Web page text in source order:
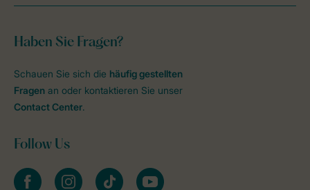
Haben Sie Fragen?
Schauen Sie sich die häufig gestellten
Fragen an oder kontaktieren Sie unser
Contact Center.
Follow Us
facebookinstagramtiktok youtube